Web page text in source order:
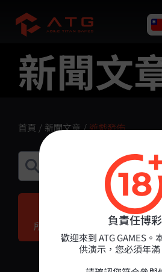
產品介紹
新聞 & 文章
聯絡我們
新聞文
首頁 / 新聞文章/遊戲發佈
所有文章 最新消息
負責任博彩
歡迎來到 ATG GAMES。
供演示，您必須年滿